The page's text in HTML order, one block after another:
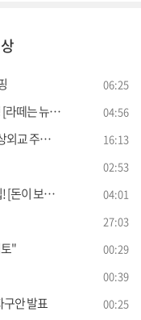
06:25
는 뉴우스] 04:56
행보는? 16:13
02:53
이는 VCR] 04:01
27:03
" 00:29
00:39
안 발표 00:25